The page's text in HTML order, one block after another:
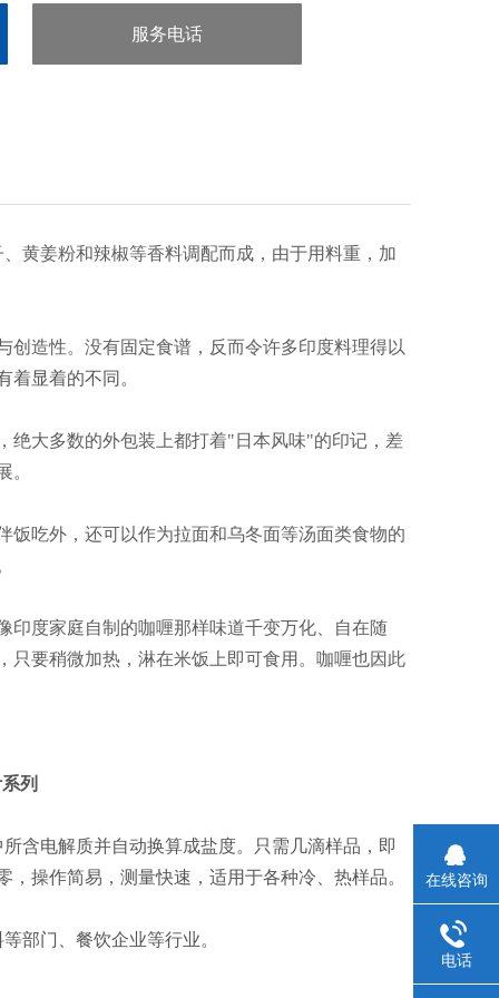
服务电话
黄姜粉和辣椒等香料调配而成，由于用料重，加
造性。没有固定食谱，反而令许多印度料理得以
显着的不同。
绝大多数的外包装上都打着"日本风味"的印记，差
。
饭吃外，还可以作为拉面和乌冬面等汤面类食物的
印度家庭自制的咖喱那样味道千变万化、自在随
只要稍微加热，淋在米饭上即可食用。咖喱也因此
列
含电解质并自动换算成盐度。只需几滴样品，即
操作简易，测量快速，适用于各种冷、热样品。
部门、餐饮企业等行业。
在线咨询
电话